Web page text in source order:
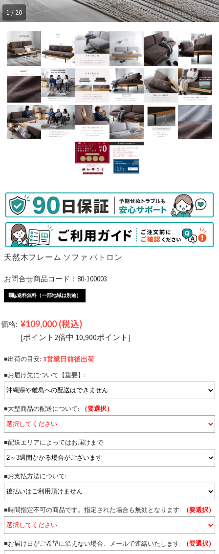
1 / 20
天然木フレーム ソファ パトロン
お問合せ商品コード：80-100003
送料無料（一部地域は別途）
価格: ¥109,000 (税込)
[ポイント2倍中 10,900ポイント]
■出荷の目安: 3営業日前後出荷
■お届け先について【重要】:
■大型商品の配送について: （要選択）
■配送エリアによってはお届けまで:
■お支払方法について:
■時間指定不可の商品です。指定された場合も無効となります: （要選択）
■お届け日がご希望に沿えない場合、メールで連絡いたします: （要選択）